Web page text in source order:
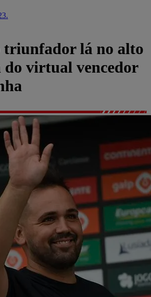
triunfador lá no alto
do virtual vencedor